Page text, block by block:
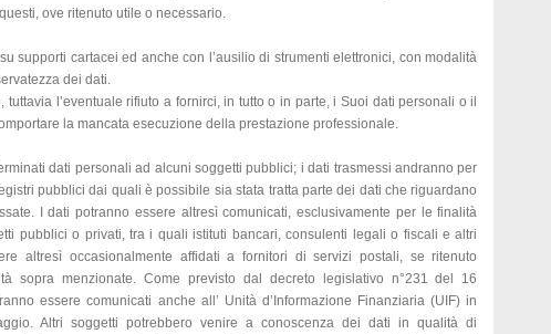
ove ritenuto utile o necessario.
supporti cartacei ed anche con l’ausilio di strumenti elettronici, con modalità
dei dati.
tuttavia l’eventuale rifiuto a fornirci, in tutto o in parte, i Suoi dati personali o il
la mancata esecuzione della prestazione professionale.
dati personali ad alcuni soggetti pubblici; i dati trasmessi andranno per
pubblici dai quali è possibile sia stata tratta parte dei dati che riguardano
I dati potranno essere altresì comunicati, esclusivamente per le finalità
pubblici o privati, tra i quali istituti bancari, consulenti legali o fiscali e altri
altresì occasionalmente affidati a fornitori di servizi postali, se ritenuto
sopra menzionate. Come previsto dal decreto legislativo n°231 del 16
essere comunicati anche all’ Unità d’Informazione Finanziaria (UIF) in
Altri soggetti potrebbero venire a conoscenza dei dati in qualità di